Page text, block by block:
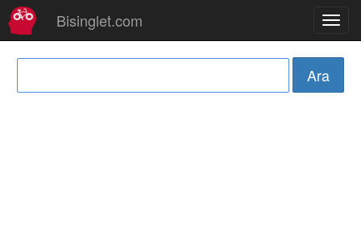
Bisinglet.com